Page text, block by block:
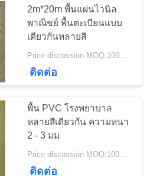
โรงพยาบาล
2m*20m พื้นแผ่นไวนิล
พาณิชย์ พื้นตะเบียนแบบ
เดียวกันหลายสี
ติดต่อ
พื้น PVC โรงพยาบาล
หลายสีเดียวกัน ความหนา
2 - 3 มม
Price discussion MOQ:100ตรม
ติดต่อ